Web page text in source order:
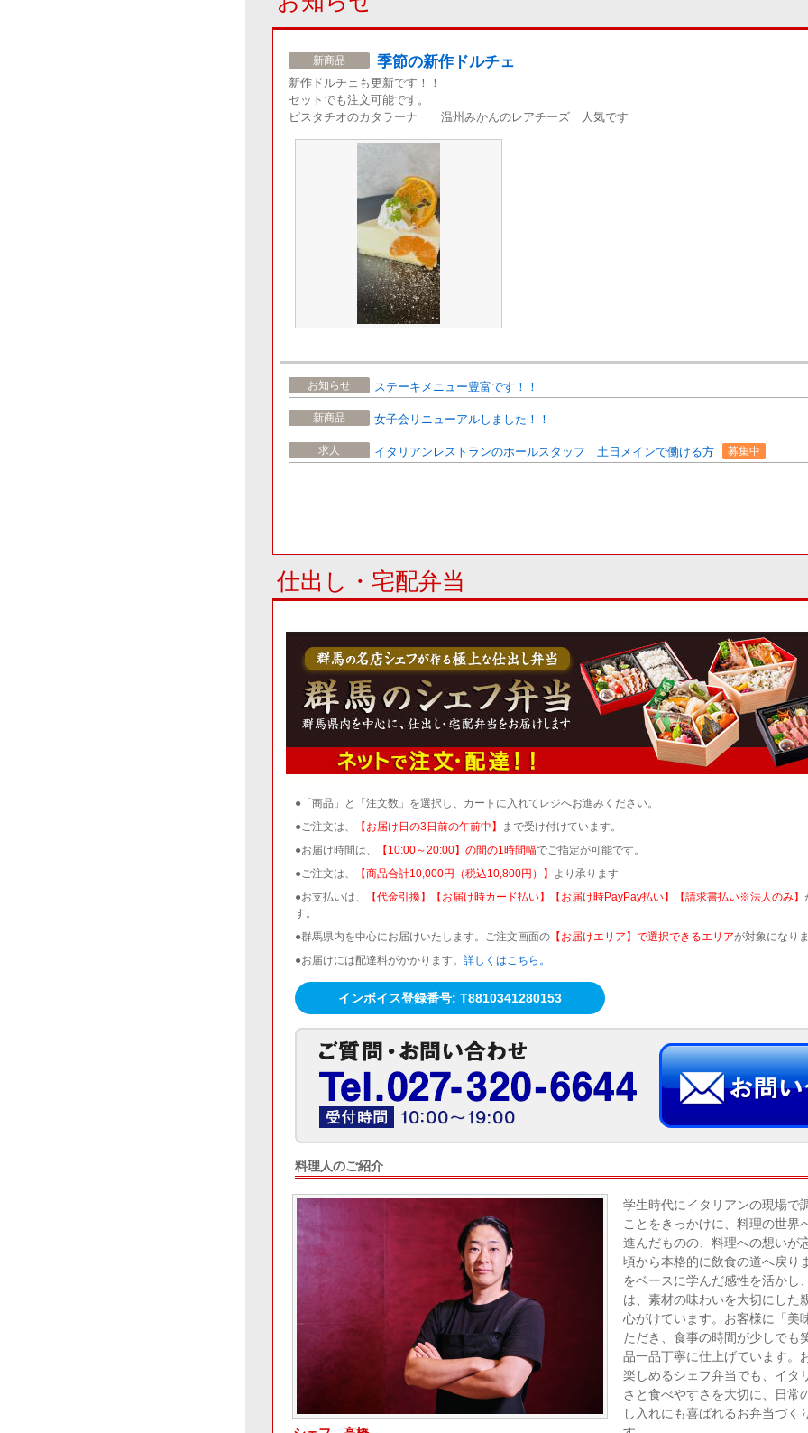
新商品 季節の新作ドルチェ
新作ドルチェも更新です！！
セットでも注文可能です。
ピスタチオのカタラーナ 温州みかんのレアチーズ 人気です
お知らせ ステーキメニュー豊富です！！
新商品 女子会リニューアルしました！！
求人 イタリアンレストランのホールスタッフ 土日メインで働ける方 募集中
仕出し・宅配弁当
●「商品」と「注文数」を選択し、カートに入れてレジへお進みください。
●ご注文は、
【お届け日の3日前の午前中】
まで受け付けています。
●お届け時間は、
【10:00～20:00】の間の1時間幅でご指定が可能です。
●ご注文は、
【商品合計10,000円（税込10,800円）】 より承ります
●お支払いは、
【代金引換】【お届け時カード払い】【お届け時PayPay払い】【請求書払い※法人のみ】
す。
●群馬県内を中心にお届けいたします。ご注文画面の 【お届けエリア】で選択できるエリアが対象になり
●お届けには配達料がかかります。 詳しくはこちら。
インボイス登録番号: T8810341280153
料理人のご紹介
学生時代にイタリアンの現場で
ことをきっかけに、料理の世界
進んだものの、料理への想いが
頃から本格的に飲食の道へ戻り
をベースに学んだ感性を活かし
は、素材の味わいを大切にした
心がけています。お客様に「美
ただき、食事の時間が少しでも
品一品丁寧に仕上げています。
楽しめるシェフ弁当でも、イタ
さと食べやすさを大切に、日常
し入れにも喜ばれるお弁当づく